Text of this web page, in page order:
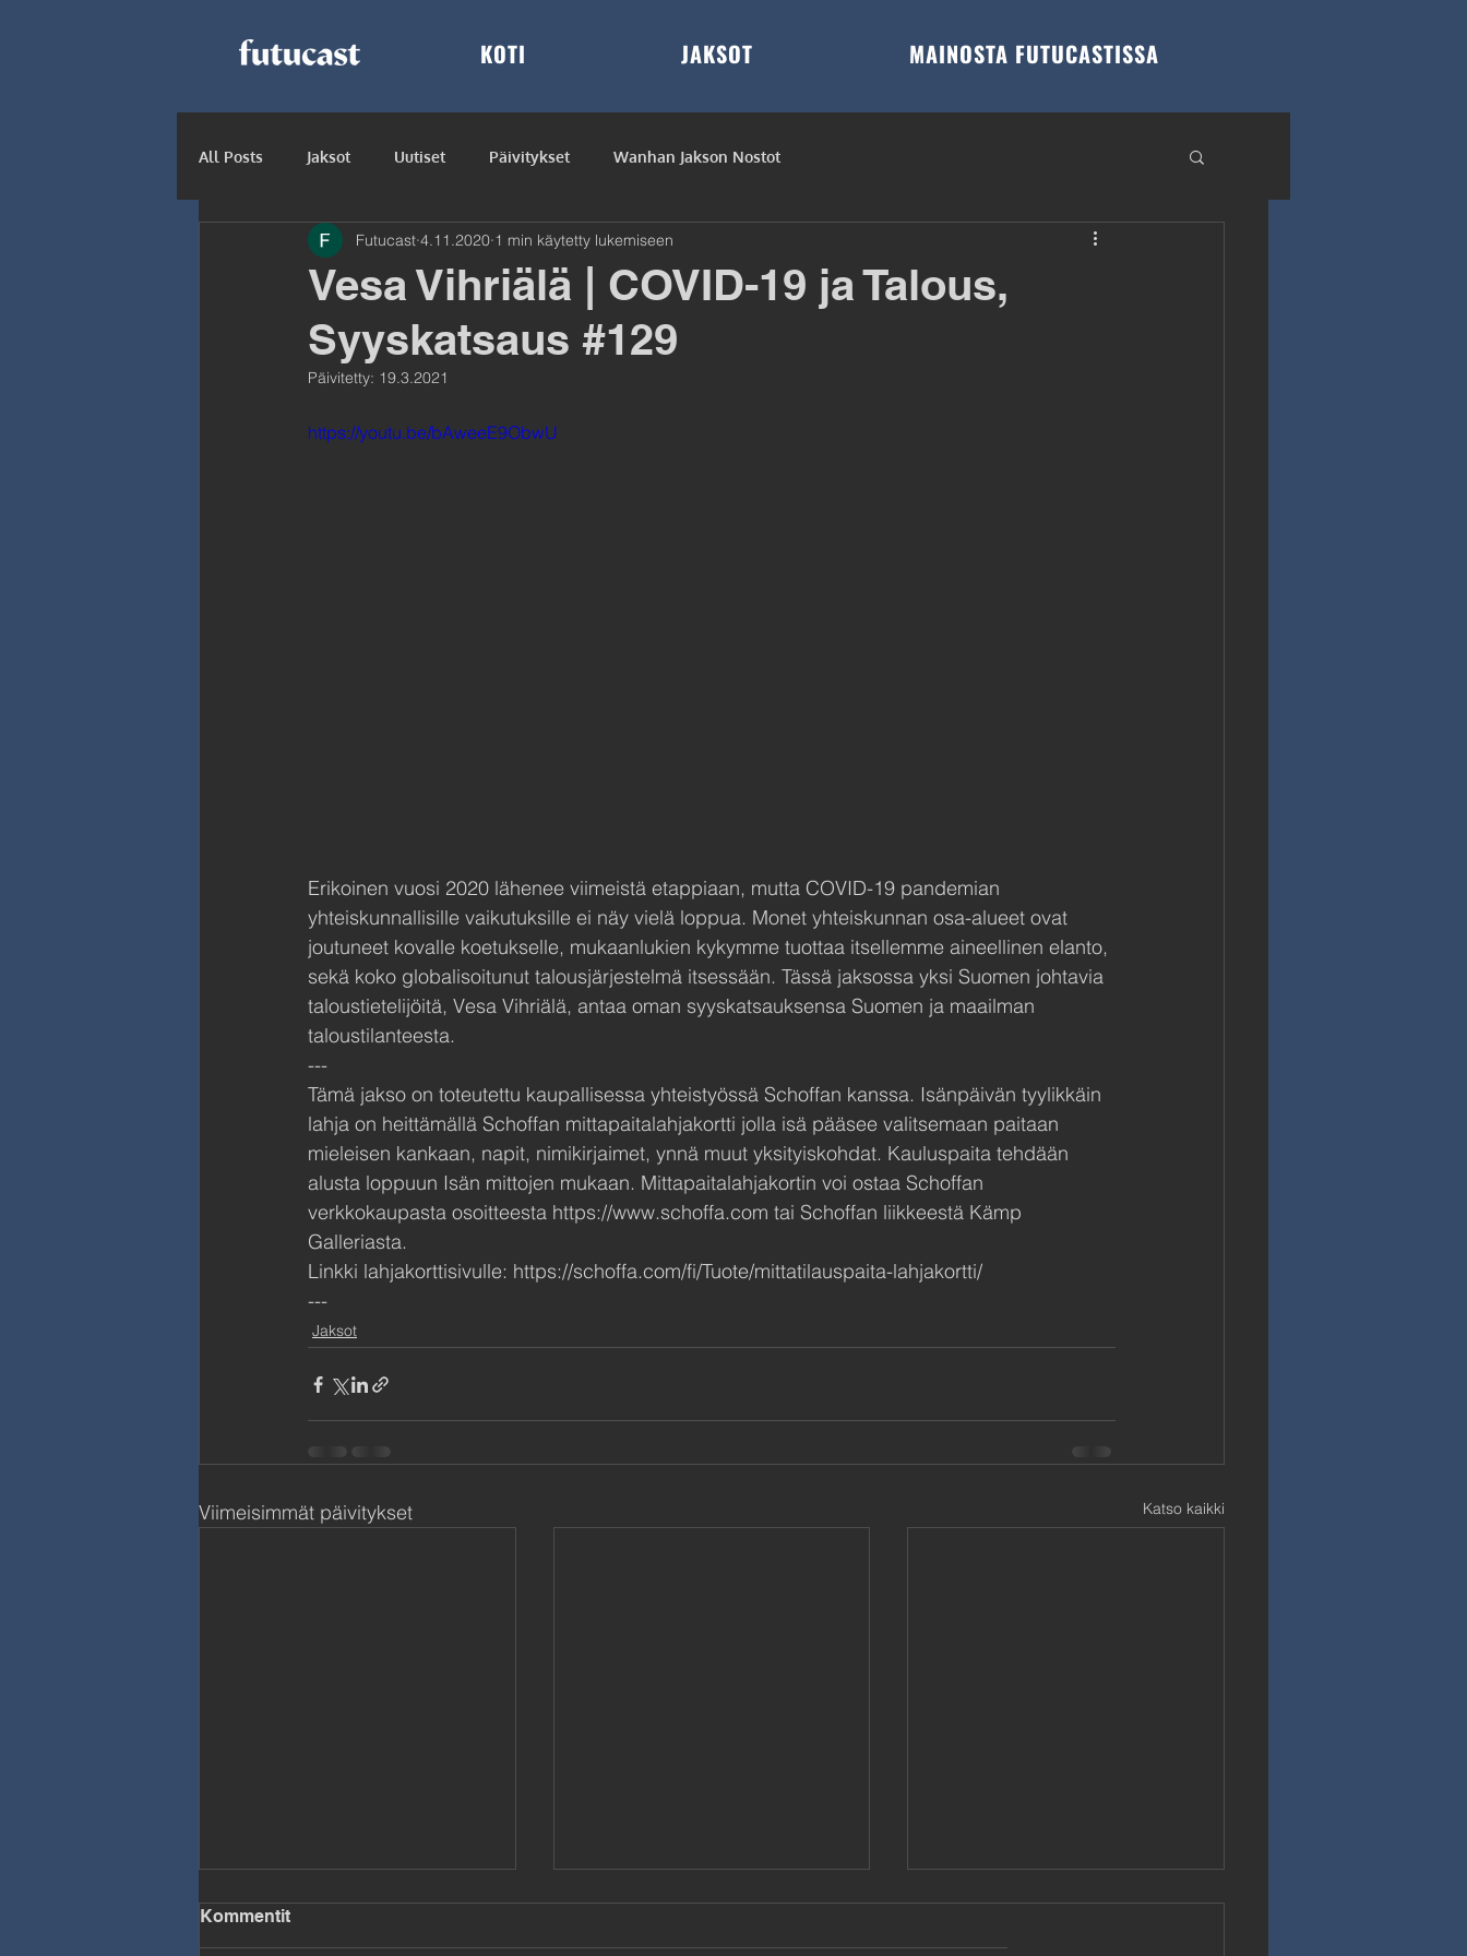
KOTI JAKSOT MAINOSTA FUTUCASTISSA
All Posts Jaksot Uutiset Päivitykset Wanhan Jakson Nostot
Vesa Vihriälä | COVID-19 ja Talous,
Syyskatsaus #129
Futucast 4.11.2020 1 min käytetty lukemiseen
Päivitetty: 19.3.2021
https://youtu.be/bAweeE9ObwU
Erikoinen vuosi 2020 lähenee viimeistä etappiaan, mutta COVID-19 pandemian
yhteiskunnallisille vaikutuksille ei näy vielä loppua. Monet yhteiskunnan osa-alueet ovat
joutuneet kovalle koetukselle, mukaanlukien kykymme tuottaa itsellemme aineellinen elanto,
sekä koko globalisoitunut talousjärjestelmä itsessään. Tässä jaksossa yksi Suomen johtavia
taloustietelijöitä, Vesa Vihriälä, antaa oman syyskatsauksensa Suomen ja maailman
taloustilanteesta.
---
Tämä jakso on toteutettu kaupallisessa yhteistyössä Schoffan kanssa. Isänpäivän tyylikkäin
lahja on heittämällä Schoffan mittapaitalahjakortti jolla isä pääsee valitsemaan paitaan
mieleisen kankaan, napit, nimikirjaimet, ynnä muut yksityiskohdat. Kauluspaita tehdään
alusta loppuun Isän mittojen mukaan. Mittapaitalahjakortin voi ostaa Schoffan
verkkokaupasta osoitteesta https://www.schoffa.com tai Schoffan liikkeestä Kämp
Galleriasta.
Linkki lahjakorttisivulle: https://schoffa.com/fi/Tuote/mittatilauspaita-lahjakortti/
---
Jaksot
Viimeisimmät päivitykset Katso kaikki
Voiko Tekoäly Luoda
Taidetta Vol. 2 | Jukka Aalho
Kommentit